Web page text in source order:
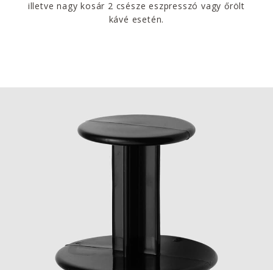
illetve nagy kosár 2 csésze eszpresszó vagy őrölt
kávé esetén.